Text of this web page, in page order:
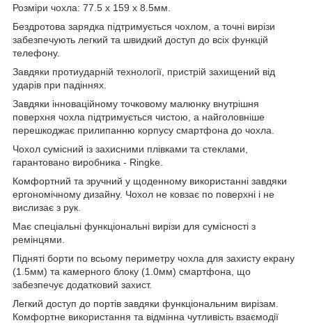
Розміри чохла: 77.5 x 159 x 8.5мм.
Бездротова зарядка підтримується чохлом, а точні вирізи
забезпечують легкий та швидкий доступ до всіх функцій
телефону.
Завдяки протиударній технології, пристрій захищений від
ударів при падіннях.
Завдяки інноваційному точковому малюнку внутрішня
поверхня чохла підтримується чистою, а найголовніше
перешкоджає прилипанню корпусу смартфона до чохла.
Чохол сумісний із захисними плівками та стеклами,
гарантовано виробника - Ringke.
Комфортний та зручний у щоденному використанні завдяки
ергономічному дизайну. Чохол не ковзає по поверхні і не
вислизає з рук.
Має спеціальні функціональні вирізи для сумісності з
ремінцями.
Підняті борти по всьому периметру чохла для захисту екрану
(1.5мм) та камерного блоку (1.0мм) смартфона, що
забезпечує додатковий захист.
Легкий доступ до портів завдяки функціональним вирізам.
Комфортне використання та відмінна чутливість взаємодії